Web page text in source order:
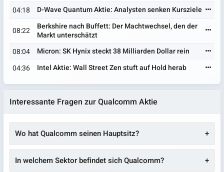
04:18
D-Wave Quantum Aktie: Analysten senken Kursziele
08:22
Berkshire nach Buffett: Der Machtwechsel, den der
Markt unterschätzt
08:04
Micron: SK Hynix steckt 38 Milliarden Dollar rein
04:36
Intel Aktie: Wall Street Zen stuft auf Hold herab
Interessante Fragen zur Qualcomm Aktie
Wo hat Qualcomm seinen Hauptsitz?
In welchem Sektor befindet sich Qualcomm?